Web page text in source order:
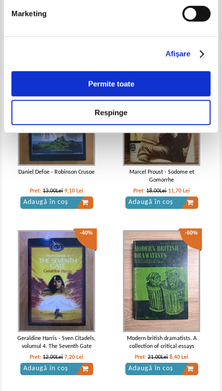
Marketing
Afişare
Permite toate
Respinge
l'infirmier des fous
Adaugă în coș
Donald S. Passman - Mirage
Adaugă în coș
Daniel Defoe - Robinson Crusoe
Pret:13,00Lei 9,10 Lei
Adaugă în coș
Marcel Proust - Sodome et
Gomorrhe
Pret:18,00Lei 11,70 Lei
Adaugă în coș
-40%
Geraldine Harris - Sven Citadels,
volumul 4. The Seventh Gate
Pret:12,00Lei 7,20 Lei
Adaugă în coș
-60%
Modern british dramatists. A
collection of critical essays
Pret:21,00Lei 8,40 Lei
Adaugă în coș